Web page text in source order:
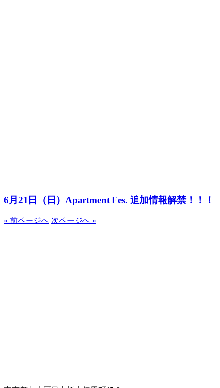
6月21日（日）Apartment Fes. 追加情報解禁！！！
« 前ページへ 次ページへ »